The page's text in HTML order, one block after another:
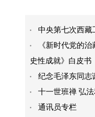
中央第七次西藏
《新时代党的
史性成就》白皮书
纪念毛泽东同志
十一世班禅 弘
通讯员专栏